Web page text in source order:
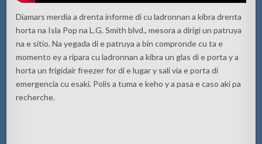
Diamars merdia a drenta informe di cu ladronnan a kibra drenta
horta na Isla Pop na L.G. Smith blvd., mesora a dirigi un patruya
na e sitio. Na yegada di e patruya a bin compronde cu ta e
momento ey a ripara cu ladronnan a kibra un glas di e porta y a
horta un frigidair freezer for di e lugar y sali via e porta di
emergencia cu esaki. Polis a tuma e keho y a pasa e caso aki pa
recherche.